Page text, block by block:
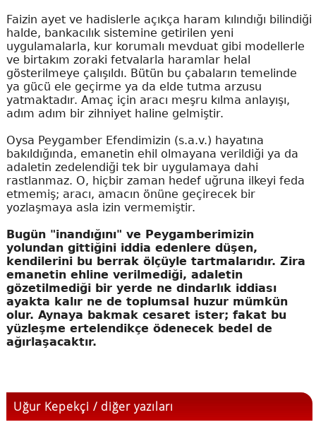
Faizin ayet ve hadislerle açıkça haram kılındığı bilindiği
halde, bankacılık sistemine getirilen yeni
uygulamalarla, kur korumalı mevduat gibi modellerle
ve birtakım zoraki fetvalarla haramlar helal
gösterilmeye çalışıldı. Bütün bu çabaların temelinde
ya gücü ele geçirme ya da elde tutma arzusu
yatmaktadır. Amaç için aracı meşru kılma anlayışı,
adım adım bir zihniyet haline gelmiştir.
Oysa Peygamber Efendimizin (s.a.v.) hayatına
bakıldığında, emanetin ehil olmayana verildiği ya da
adaletin zedelendiği tek bir uygulamaya dahi
rastlanmaz. O, hiçbir zaman hedef uğruna ilkeyi feda
etmemiş; aracı, amacın önüne geçirecek bir
yozlaşmaya asla izin vermemiştir.
Bugün "inandığını" ve Peygamberimizin
yolundan gittiğini iddia edenlere düşen,
kendilerini bu berrak ölçüyle tartmalarıdır. Zira
emanetin ehline verilmediği, adaletin
gözetilmediği bir yerde ne dindarlık iddiası
ayakta kalır ne de toplumsal huzur mümkün
olur. Aynaya bakmak cesaret ister; fakat bu
yüzleşme ertelendikçe ödenecek bedel de
ağırlaşacaktır.
Uğur Kepekçi / diğer yazıları